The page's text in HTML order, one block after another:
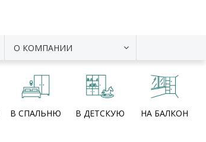
О КОМПАНИИ
В СПАЛЬНЮ В ДЕТСКУЮ НА БАЛКОН